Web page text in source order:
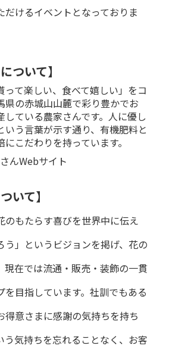
だけるイベントとなっておりま
ついて】
って楽しい、食べて嬉しい」をコ
県の赤城山山麓で彩り豊かでお
している農家さんです。人に優し
いう言葉が示す通り、有機肥料と
こだわりを持っています。
んWebサイト
いて】
のもたらす喜びを世界中に伝え
う」というビジョンを掲げ、花の
現在では流通・販売・装飾の一貫
を目指しています。社訓でもある
得意さまに感謝の気持ちを持ち
う気持ちを忘れることなく、お客